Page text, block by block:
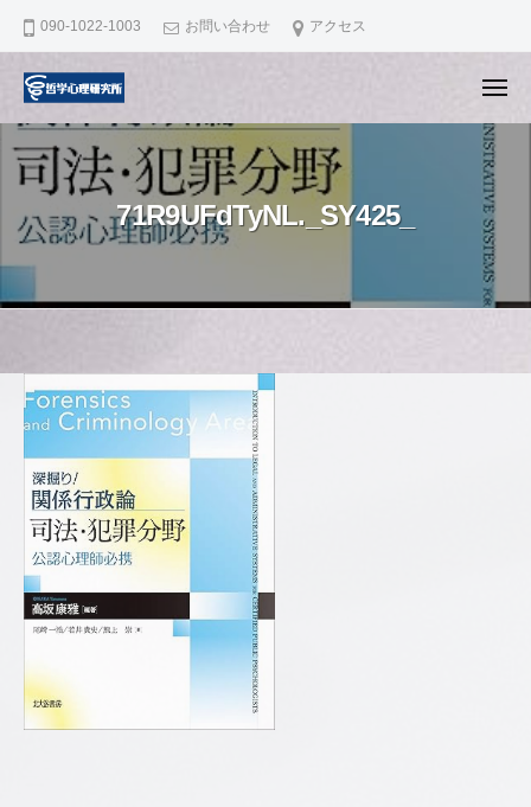
ツ
ッ
プ
090-1022-1003 お問い合わせ アクセス
哲
学
心
理
滋
賀
県
津
市
で
行
動
法
の
カ
ウ
ン
セ
ン
グ
メ
ュ
ー
71R9UFdTyNL._SY425_
71R9UFdTyNL._SY425_
年
月
11
日
by
貴
史
学
心
理
究
所